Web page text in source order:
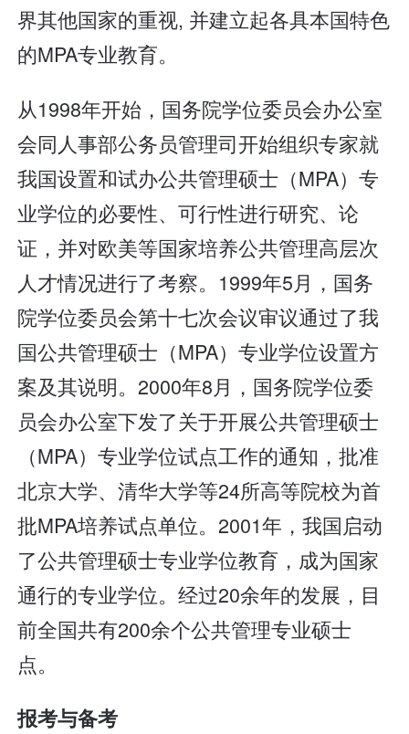
界其他国家的重视, 并建立起各具本国特色
的MPA专业教育。
从1998年开始，国务院学位委员会办公室
会同人事部公务员管理司开始组织专家就
我国设置和试办公共管理硕士（MPA）专
业学位的必要性、可行性进行研究、论
证，并对欧美等国家培养公共管理高层次
人才情况进行了考察。1999年5月，国务
院学位委员会第十七次会议审议通过了我
国公共管理硕士（MPA）专业学位设置方
案及其说明。2000年8月，国务院学位委
员会办公室下发了关于开展公共管理硕士
（MPA）专业学位试点工作的通知，批准
北京大学、清华大学等24所高等院校为首
批MPA培养试点单位。2001年，我国启动
了公共管理硕士专业学位教育，成为国家
通行的专业学位。经过20余年的发展，目
前全国共有200余个公共管理专业硕士
点。
报考与备考